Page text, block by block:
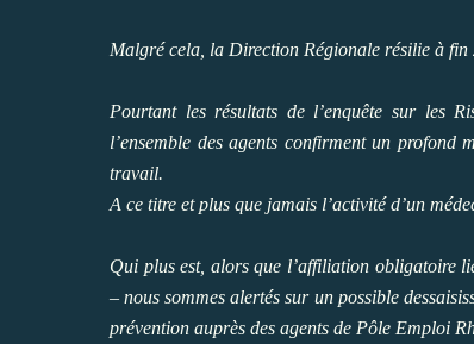
Malgré cela, la Direction Régionale résilie à
Pourtant les résultats de l’enquête sur les
l’ensemble des agents confirment un profond
travail.
A ce titre et plus que jamais l’activité d’un
Qui plus est, alors que l’affiliation obligatoire
– nous sommes alertés sur un possible
prévention auprès des agents de Pôle Emploi